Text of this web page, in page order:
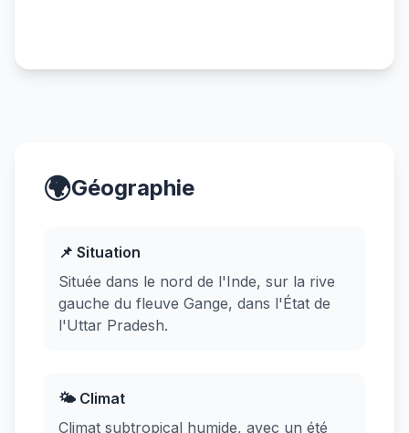
🌍Géographie
📌 Situation
Située dans le nord de l'Inde, sur la rive
gauche du fleuve Gange, dans l'État de
l'Uttar Pradesh.
🌤️ Climat
Climat subtropical humide, avec un été